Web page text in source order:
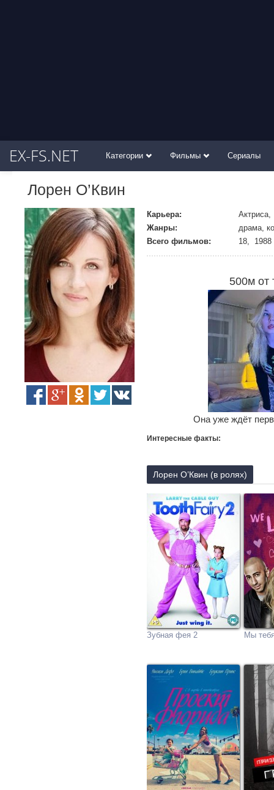
EX-FS.NET Категории Фильмы Сериалы
Лорен О’Квин
Карьера:
Жанры:
драма,
Всего фильмов:
18, 1988
500м от
Она уже ждёт
Интересные факты:
Лорен О’Квин (в ролях)
Зубная фея 2 Мы